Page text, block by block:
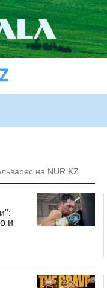
на NUR.KZ
и